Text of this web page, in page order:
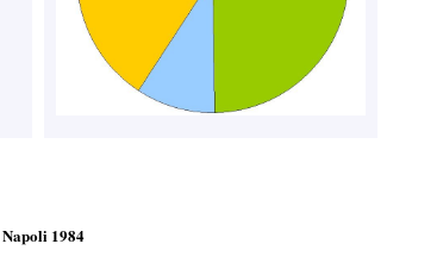
1984